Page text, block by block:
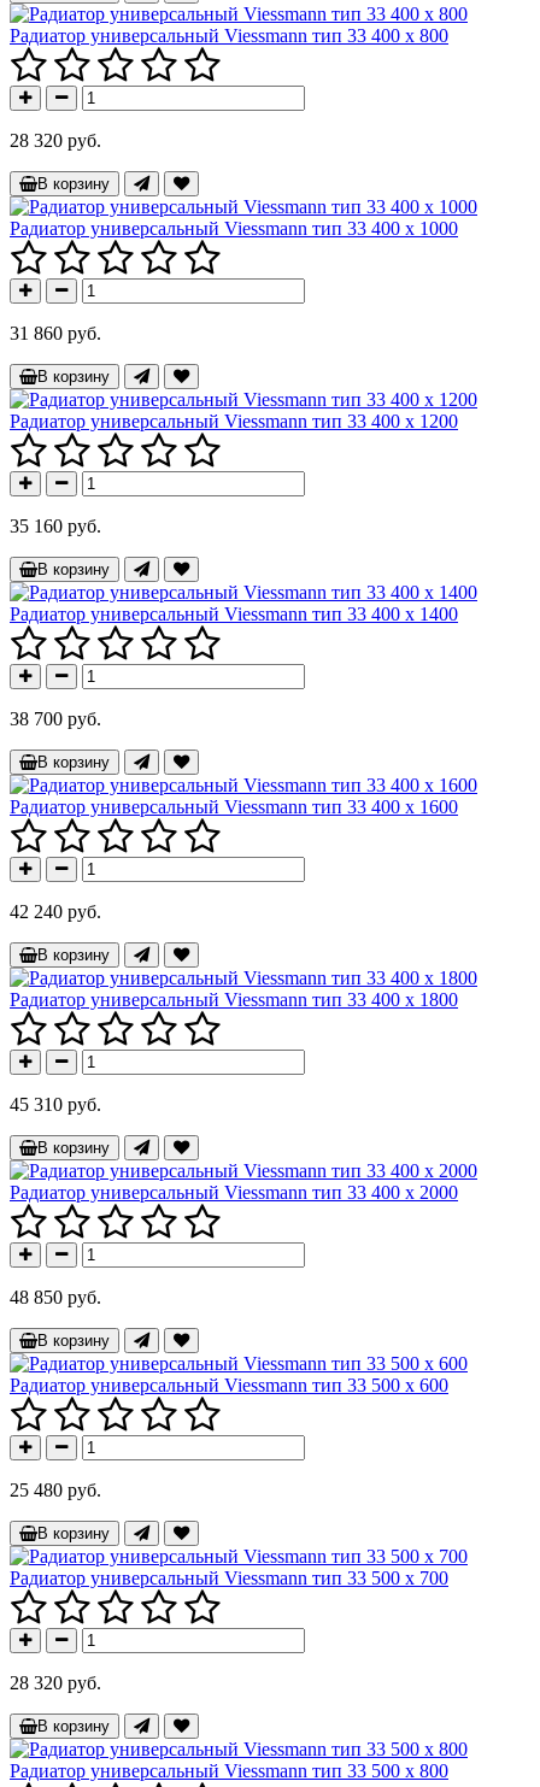
Радиатор универсальный Viessmann тип 33 400 x 800
28 320 руб.
В корзину
Радиатор универсальный Viessmann тип 33 400 x 1000
31 860 руб.
В корзину
Радиатор универсальный Viessmann тип 33 400 x 1200
35 160 руб.
В корзину
Радиатор универсальный Viessmann тип 33 400 x 1400
38 700 руб.
В корзину
Радиатор универсальный Viessmann тип 33 400 x 1600
42 240 руб.
В корзину
Радиатор универсальный Viessmann тип 33 400 x 1800
45 310 руб.
В корзину
Радиатор универсальный Viessmann тип 33 400 x 2000
48 850 руб.
В корзину
Радиатор универсальный Viessmann тип 33 500 x 600
25 480 руб.
В корзину
Радиатор универсальный Viessmann тип 33 500 x 700
28 320 руб.
В корзину
Радиатор универсальный Viessmann тип 33 500 x 800